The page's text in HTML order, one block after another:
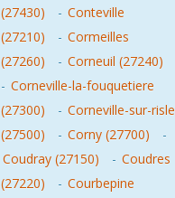
(27430)
- Conteville
(27210)
- Cormeilles
(27260)
- Corneuil (27240)
- Corneville-la-fouquetiere
(27300)
- Corneville-sur-risle
(27500)
- Corny (27700)
-
Coudray (27150)
- Coudres
(27220)
- Courbepine